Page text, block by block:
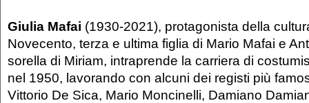
Giulia Mafai (1930-2021), protagonista della
Novecento, terza e ultima figlia di Mario Mafai e
sorella di Miriam, intraprende la carriera di
nel 1950, lavorando con alcuni dei registi più
Vittorio De Sica, Mario Moncinelli, Damiano